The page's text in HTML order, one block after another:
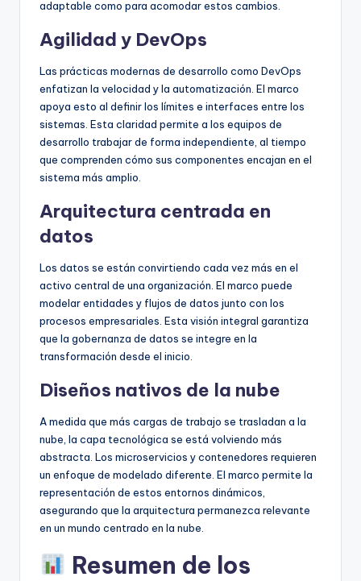
adaptable como para acomodar estos cambios.
Agilidad y DevOps
Las prácticas modernas de desarrollo como DevOps
enfatizan la velocidad y la automatización. El marco
apoya esto al definir los límites e interfaces entre los
sistemas. Esta claridad permite a los equipos de
desarrollo trabajar de forma independiente, al tiempo
que comprenden cómo sus componentes encajan en el
sistema más amplio.
Arquitectura centrada en
datos
Los datos se están convirtiendo cada vez más en el
activo central de una organización. El marco puede
modelar entidades y flujos de datos junto con los
procesos empresariales. Esta visión integral garantiza
que la gobernanza de datos se integre en la
transformación desde el inicio.
Diseños nativos de la nube
A medida que más cargas de trabajo se trasladan a la
nube, la capa tecnológica se está volviendo más
abstracta. Los microservicios y contenedores requieren
un enfoque de modelado diferente. El marco permite la
representación de estos entornos dinámicos,
asegurando que la arquitectura permanezca relevante
en un mundo centrado en la nube.
Resumen de los